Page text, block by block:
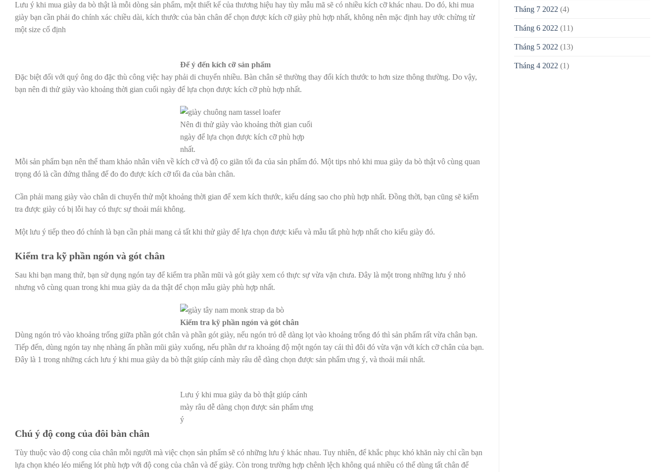
Lưu ý khi mua giày da bò thật là mỗi dòng sản phẩm, một thiết kế của thương hiệu hay tùy mẫu mã sẽ có nhiều kích cỡ khác nhau. Do đó, khi mua
giày bạn cần phải đo chính xác chiều dài, kích thước của bàn chân để chọn được kích cỡ giày phù hợp nhất, không nên mặc định hay ước chừng từ
một size cố định
Để ý đến kích cỡ sản phẩm
Đặc biệt đối với quý ông do đặc thù công việc hay phải di chuyển nhiều. Bàn chân sẽ thường thay đổi kích thước to hơn size thông thường. Do vậy,
bạn nên đi thử giày vào khoảng thời gian cuối ngày để lựa chọn được kích cỡ phù hợp nhất.
Nên đi thử giày vào khoảng thời gian cuối
ngày để lựa chọn được kích cỡ phù hợp
nhất.
Mỗi sản phẩm bạn nên thể tham khảo nhân viên về kích cỡ và độ co giãn tối đa của sản phẩm đó. Một tips nhỏ khi mua giày da bò thật vô cùng quan
trọng đó là cần đứng thẳng để đo đo được kích cỡ tối đa của bàn chân.
Cần phải mang giày vào chân di chuyển thử một khoảng thời gian để xem kích thước, kiểu dáng sao cho phù hợp nhất. Đồng thời, bạn cũng sẽ kiểm
tra được giày có bị lỗi hay có thực sự thoải mái không.
Một lưu ý tiếp theo đó chính là bạn cần phải mang cả tất khi thử giày để lựa chọn được kiểu và mẫu tất phù hợp nhất cho kiểu giày đó.
Kiểm tra kỹ phần ngón và gót chân
Sau khi bạn mang thử, bạn sử dụng ngón tay để kiểm tra phần mũi và gót giày xem có thực sự vừa vặn chưa. Đây là một trong những lưu ý nhỏ
nhưng vô cùng quan trong khi mua giày da da thật để chọn mẫu giày phù hợp nhất.
Kiểm tra kỹ phần ngón và gót chân
Dùng ngón trỏ vào khoảng trống giữa phần gót chân và phần gót giày, nếu ngón trỏ dễ dàng lọt vào khoảng trống đó thì sản phẩm rất vừa chân bạn.
Tiếp đến, dùng ngón tay nhẹ nhàng ấn phần mũi giày xuống, nếu phần dư ra khoảng độ một ngón tay cái thì đôi đó vừa vặn với kích cỡ chân của bạn.
Đây là 1 trong những cách lưu ý khi mua giày da bò thật giúp cánh mày râu dễ dàng chọn được sản phẩm ưng ý, và thoải mái nhất.
Lưu ý khi mua giày da bò thật giúp cánh
mày râu dễ dàng chọn được sản phẩm ưng
ý
Chú ý độ cong của đôi bàn chân
Tùy thuộc vào độ cong của chân mỗi người mà việc chọn sản phẩm sẽ có những lưu ý khác nhau. Tuy nhiên, để khắc phục khó khăn này chỉ cần bạn
lựa chọn khéo léo miếng lót phù hợp với độ cong của chân và đế giày. Còn trong trường hợp chênh lệch không quá nhiều có thể dùng tất chân để
Tháng 7 2022 (4)
Tháng 6 2022 (11)
Tháng 5 2022 (13)
Tháng 4 2022 (1)